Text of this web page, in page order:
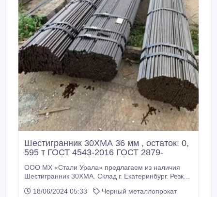
Шестигранник 30ХМА 36 мм , остаток: 0,
595 т ГОСТ 4543-2016 ГОСТ 2879-
ООО МХ «Стали Урала» предлагаем из наличия
Шестигранник 30ХМА. Склад г. Екатеринбург. Резка
длине. Все шестигранники с сертификатами! *
18/06/2024 05:33
Черный металлопрокат